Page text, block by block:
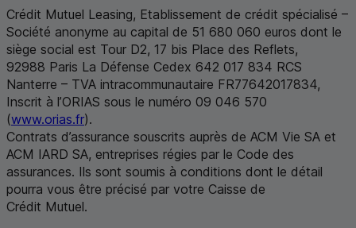
Crédit Mutuel Leasing, Etablissement de crédit spécialisé –
Société anonyme au capital de 51 680 060 euros dont le
siège social est Tour D2, 17 bis Place des Reflets,
92988 Paris La Défense Cedex 642 017 834 RCS
Nanterre – TVA intracommunautaire FR77642017834,
Inscrit à l’ORIAS sous le numéro 09 046 570
(www.orias.fr).
Contrats d’assurance souscrits auprès de ACM Vie SA et
ACM IARD SA, entreprises régies par le Code des
assurances. Ils sont soumis à conditions dont le détail
pourra vous être précisé par votre Caisse de
Crédit Mutuel.